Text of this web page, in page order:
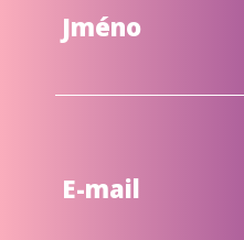
Jméno
E-mail